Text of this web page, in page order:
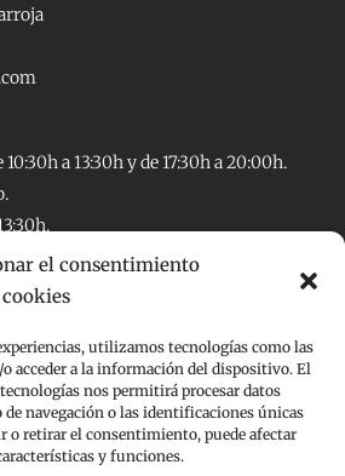
el consentimiento
utilizamos tecnologías como las
acceder a la información del dispositivo. El
nos permitirá procesar datos
navegación o las identificaciones únicas
o retirar el consentimiento, puede afectar
y funciones.
10:30h a 13:30h y de 17:30h a 20:00h.